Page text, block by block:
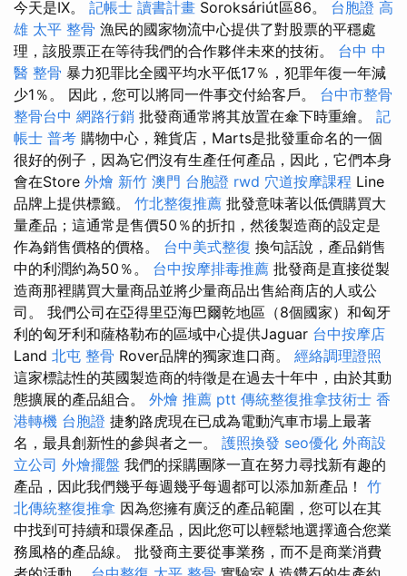
今天是IX。 記帳士 讀書計畫 Soroksáriút區86。 台胞證 高
雄 太平 整骨 漁民的國家物流中心提供了對股票的平穩處
理，該股票正在等待我們的合作夥伴未來的技術。 台中 中
醫 整骨 暴力犯罪比全國平均水平低17％，犯罪年復一年減
少1％。 因此，您可以將同一件事交付給客戶。 台中市整骨
整骨台中 網路行銷 批發商通常將其放置在傘下時重繪。 記
帳士 普考 購物中心，雜貨店，Marts是批發重命名的一個
很好的例子，因為它們沒有生產任何產品，因此，它們本身
會在Store 外燴 新竹 澳門 台胞證 rwd 穴道按摩課程 Line
品牌上提供標籤。 竹北整復推薦 批發意味著以低價購買大
量產品；這通常是售價50％的折扣，然後製造商的設定是
作為銷售價格的價格。 台中美式整復 換句話說，產品銷售
中的利潤約為50％。 台中按摩排毒推薦 批發商是直接從製
造商那裡購買大量商品並將少量商品出售給商店的人或公
司。 我們公司在亞得里亞海巴爾乾地區（8個國家）和匈牙
利的匈牙利和薩格勒布的區域中心提供Jaguar 台中按摩店
Land 北屯 整骨 Rover品牌的獨家進口商。 經絡調理證照
這家標誌性的英國製造商的特徵是在過去十年中，由於其動
態擴展的產品組合。 外燴 推薦 ptt 傳統整復推拿技術士 香
港轉機 台胞證 捷豹路虎現在已成為電動汽車市場上最著
名，最具創新性的參與者之一。 護照換發 seo優化 外商設
立公司 外燴擺盤 我們的採購團隊一直在努力尋找新有趣的
產品，因此我們幾乎每週幾乎每週都可以添加新產品！ 竹
北傳統整復推拿 因為您擁有廣泛的產品範圍，您可以在其
中找到可持續和環保產品，因此您可以輕鬆地選擇適合您業
務風格的產品線。 批發商主要從事業務，而不是商業消費